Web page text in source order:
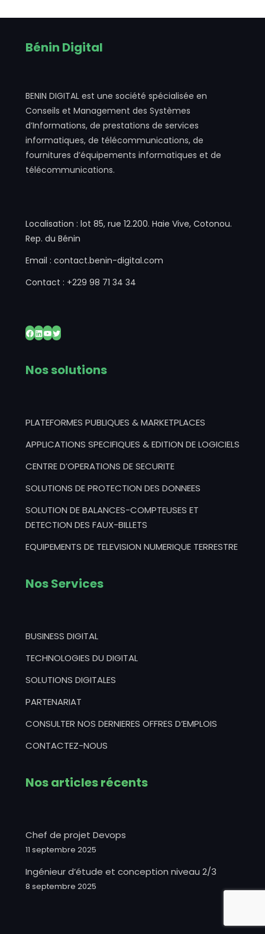
Bénin Digital
BENIN DIGITAL est une société spécialisée en
Conseils et Management des Systèmes
d’Informations, de prestations de services
informatiques, de télécommunications, de
fournitures d’équipements informatiques et de
télécommunications.
Localisation : lot 85, rue 12.200. Haie Vive, Cotonou.
Rep. du Bénin
Email : contact.benin-digital.com
Contact : +229 98 71 34 34
Nos solutions
PLATEFORMES PUBLIQUES & MARKETPLACES
APPLICATIONS SPECIFIQUES & EDITION DE LOGICIELS
CENTRE D’OPERATIONS DE SECURITE
SOLUTIONS DE PROTECTION DES DONNEES
SOLUTION DE BALANCES-COMPTEUSES ET
DETECTION DES FAUX-BILLETS
EQUIPEMENTS DE TELEVISION NUMERIQUE TERRESTRE
Nos Services
BUSINESS DIGITAL
TECHNOLOGIES DU DIGITAL
SOLUTIONS DIGITALES
PARTENARIAT
CONSULTER NOS DERNIERES OFFRES D’EMPLOIS
CONTACTEZ-NOUS
Nos articles récents
Chef de projet Devops
11 septembre 2025
Ingénieur d’étude et conception niveau 2/3
8 septembre 2025